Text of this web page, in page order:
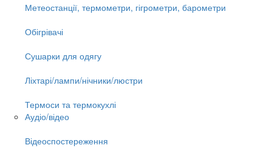
Метеостанції, термометри, гігрометри, барометри
Обігрівачі
Сушарки для одягу
Ліхтарі/лампи/нічники/люстри
Термоси та термокухлі
Аудіо/відео
Відеоспостереження